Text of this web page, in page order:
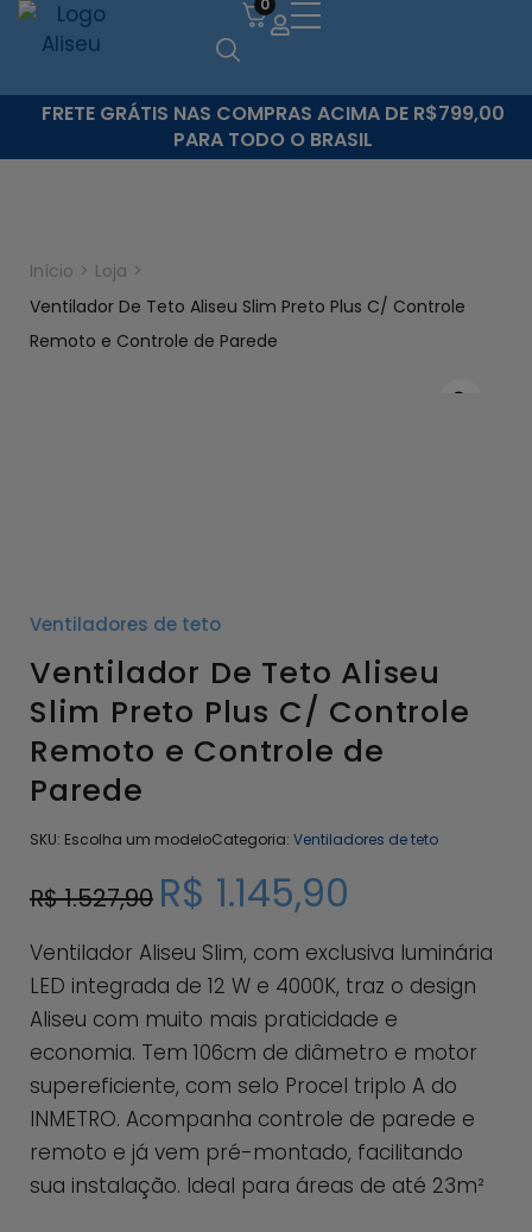
0
FRETE GRÁTIS NAS COMPRAS ACIMA DE R$799,00
PARA TODO O BRASIL
Início > Loja >
Ventilador De Teto Aliseu Slim Preto Plus C/ Controle
Remoto e Controle de Parede
Ventiladores de teto
Ventilador De Teto Aliseu
Slim Preto Plus C/ Controle
Remoto e Controle de
Parede
SKU: Escolha um modeloCategoria: Ventiladores de teto
R$1.527,90 R$ 1.145,90
Ventilador Aliseu Slim, com exclusiva luminária
LED integrada de 12 W e 4000K, traz o design
Aliseu com muito mais praticidade e
economia. Tem 106cm de diâmetro e motor
supereficiente, com selo Procel triplo A do
INMETRO. Acompanha controle de parede e
remoto e já vem pré-montado, facilitando
sua instalação. Ideal para áreas de até 23m²